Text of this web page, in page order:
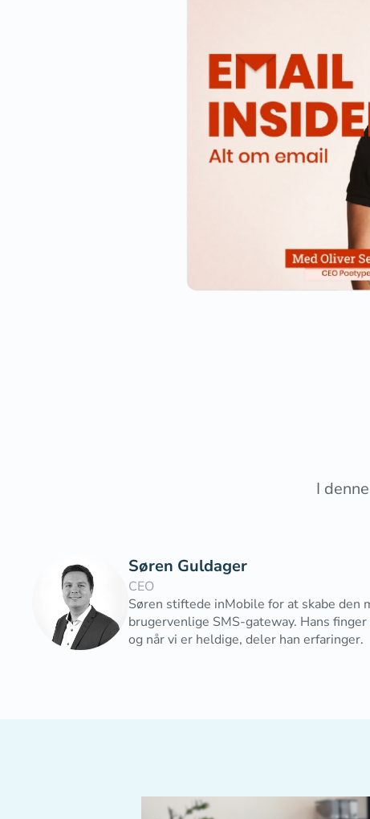
I
Søren Guldager
CEO
Søren stiftede inMobile for at skabe den
brugervenlige SMS-gateway. Hans
og når vi er heldige, deler han erfaringer.